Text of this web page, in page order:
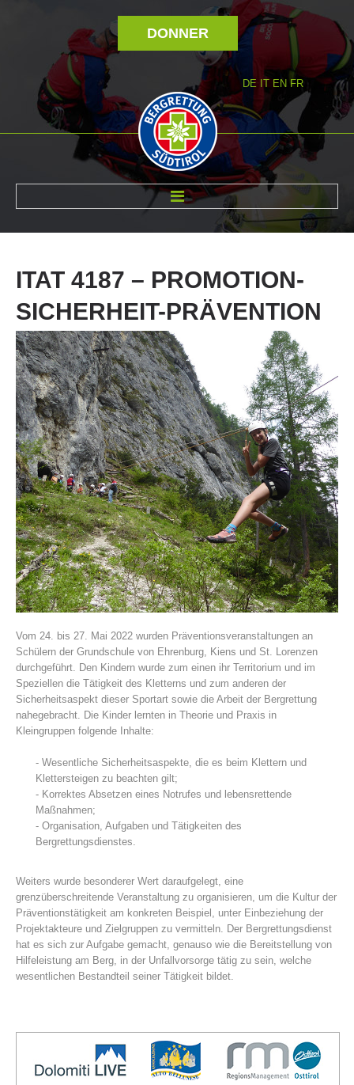
DONNER
DE IT EN FR
Histoire de l'association
Centres de secours
ITAT 4187 – PROMOTION-
SICHERHEIT-PRÄVENTION
Vom 24. bis 27. Mai 2022 wurden Präventionsveranstaltungen an
Schülern der Grundschule von Ehrenburg, Kiens und St. Lorenzen
durchgeführt. Den Kindern wurde zum einen ihr Territorium und im
Speziellen die Tätigkeit des Kletterns und zum anderen der
Sicherheitsaspekt dieser Sportart sowie die Arbeit der Bergrettung
nahegebracht. Die Kinder lernten in Theorie und Praxis in
Kleingruppen folgende Inhalte:
- Wesentliche Sicherheitsaspekte, die es beim Klettern und
Klettersteigen zu beachten gilt;
- Korrektes Absetzen eines Notrufes und lebensrettende
Maßnahmen;
- Organisation, Aufgaben und Tätigkeiten des
Bergrettungsdienstes.
Weiters wurde besonderer Wert daraufgelegt, eine
grenzüberschreitende Veranstaltung zu organisieren, um die Kultur der
Präventionstätigkeit am konkreten Beispiel, unter Einbeziehung der
Projektakteure und Zielgruppen zu vermitteln. Der Bergrettungsdienst
hat es sich zur Aufgabe gemacht, genauso wie die Bereitstellung von
Hilfeleistung am Berg, in der Unfallvorsorge tätig zu sein, welche
wesentlichen Bestandteil seiner Tätigkeit bildet.